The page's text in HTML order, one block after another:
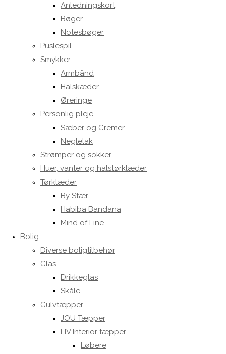
Anledningskort
Bøger
Notesbøger
Puslespil
Smykker
Armbånd
Halskæder
Øreringe
Personlig pleje
Sæber og Cremer
Neglelak
Strømper og sokker
Huer, vanter og halstørklæder
Tørklæder
By Stær
Habiba Bandana
Mind of Line
Bolig
Diverse boligtilbehør
Glas
Drikkeglas
Skåle
Gulvtæpper
JOU Tæpper
LIV Interior tæpper
Løbere